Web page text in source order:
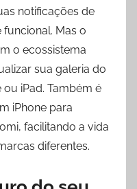
notificações de
Mas o
o ecossistema
sua galeria do
iPad. Também é
iPhone para
facilitando a vida
diferentes.